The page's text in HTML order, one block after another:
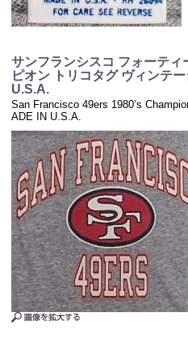
サンフランシスコ フォーテ
ピオン トリコタグ ヴィンテ
U.S.A.
San Francisco 49ers 1980’s
ADE IN U.S.A.